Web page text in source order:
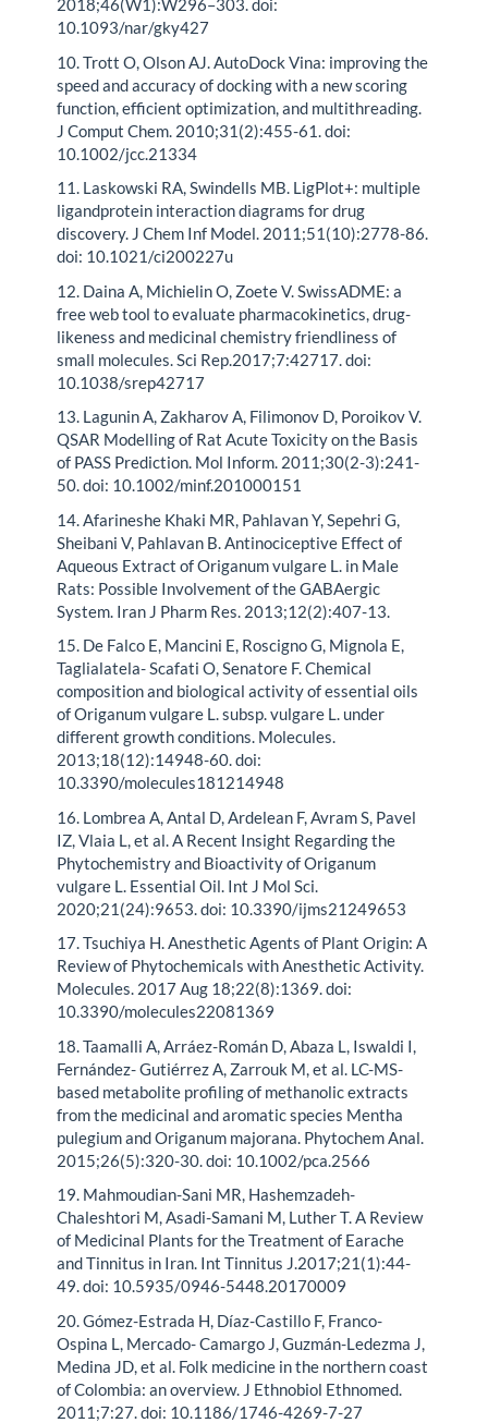
2018;46(W1):W296–303. doi:
10.1093/nar/gky427
10. Trott O, Olson AJ. AutoDock Vina: improving the
speed and accuracy of docking with a new scoring
function, efficient optimization, and multithreading.
J Comput Chem. 2010;31(2):455-61. doi:
10.1002/jcc.21334
11. Laskowski RA, Swindells MB. LigPlot+: multiple
ligandprotein interaction diagrams for drug
discovery. J Chem Inf Model. 2011;51(10):2778-86.
doi: 10.1021/ci200227u
12. Daina A, Michielin O, Zoete V. SwissADME: a
free web tool to evaluate pharmacokinetics, drug-
likeness and medicinal chemistry friendliness of
small molecules. Sci Rep.2017;7:42717. doi:
10.1038/srep42717
13. Lagunin A, Zakharov A, Filimonov D, Poroikov V.
QSAR Modelling of Rat Acute Toxicity on the Basis
of PASS Prediction. Mol Inform. 2011;30(2-3):241-
50. doi: 10.1002/minf.201000151
14. Afarineshe Khaki MR, Pahlavan Y, Sepehri G,
Sheibani V, Pahlavan B. Antinociceptive Effect of
Aqueous Extract of Origanum vulgare L. in Male
Rats: Possible Involvement of the GABAergic
System. Iran J Pharm Res. 2013;12(2):407-13.
15. De Falco E, Mancini E, Roscigno G, Mignola E,
Taglialatela- Scafati O, Senatore F. Chemical
composition and biological activity of essential oils
of Origanum vulgare L. subsp. vulgare L. under
different growth conditions. Molecules.
2013;18(12):14948-60. doi:
10.3390/molecules181214948
16. Lombrea A, Antal D, Ardelean F, Avram S, Pavel
IZ, Vlaia L, et al. A Recent Insight Regarding the
Phytochemistry and Bioactivity of Origanum
vulgare L. Essential Oil. Int J Mol Sci.
2020;21(24):9653. doi: 10.3390/ijms21249653
17. Tsuchiya H. Anesthetic Agents of Plant Origin: A
Review of Phytochemicals with Anesthetic Activity.
Molecules. 2017 Aug 18;22(8):1369. doi:
10.3390/molecules22081369
18. Taamalli A, Arráez-Román D, Abaza L, Iswaldi I,
Fernández- Gutiérrez A, Zarrouk M, et al. LC-MS-
based metabolite profiling of methanolic extracts
from the medicinal and aromatic species Mentha
pulegium and Origanum majorana. Phytochem Anal.
2015;26(5):320-30. doi: 10.1002/pca.2566
19. Mahmoudian-Sani MR, Hashemzadeh-
Chaleshtori M, Asadi-Samani M, Luther T. A Review
of Medicinal Plants for the Treatment of Earache
and Tinnitus in Iran. Int Tinnitus J.2017;21(1):44-
49. doi: 10.5935/0946-5448.20170009
20. Gómez-Estrada H, Díaz-Castillo F, Franco-
Ospina L, Mercado- Camargo J, Guzmán-Ledezma J,
Medina JD, et al. Folk medicine in the northern coast
of Colombia: an overview. J Ethnobiol Ethnomed.
2011;7:27. doi: 10.1186/1746-4269-7-27